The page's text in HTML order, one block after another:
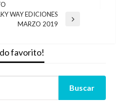
WAY EDICIONES
MARZO 2019
favorito!